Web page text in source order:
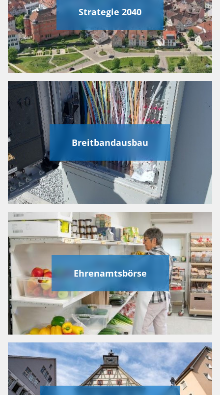
Strategie 2040
Breitbandausbau
Ehrenamtsbörse